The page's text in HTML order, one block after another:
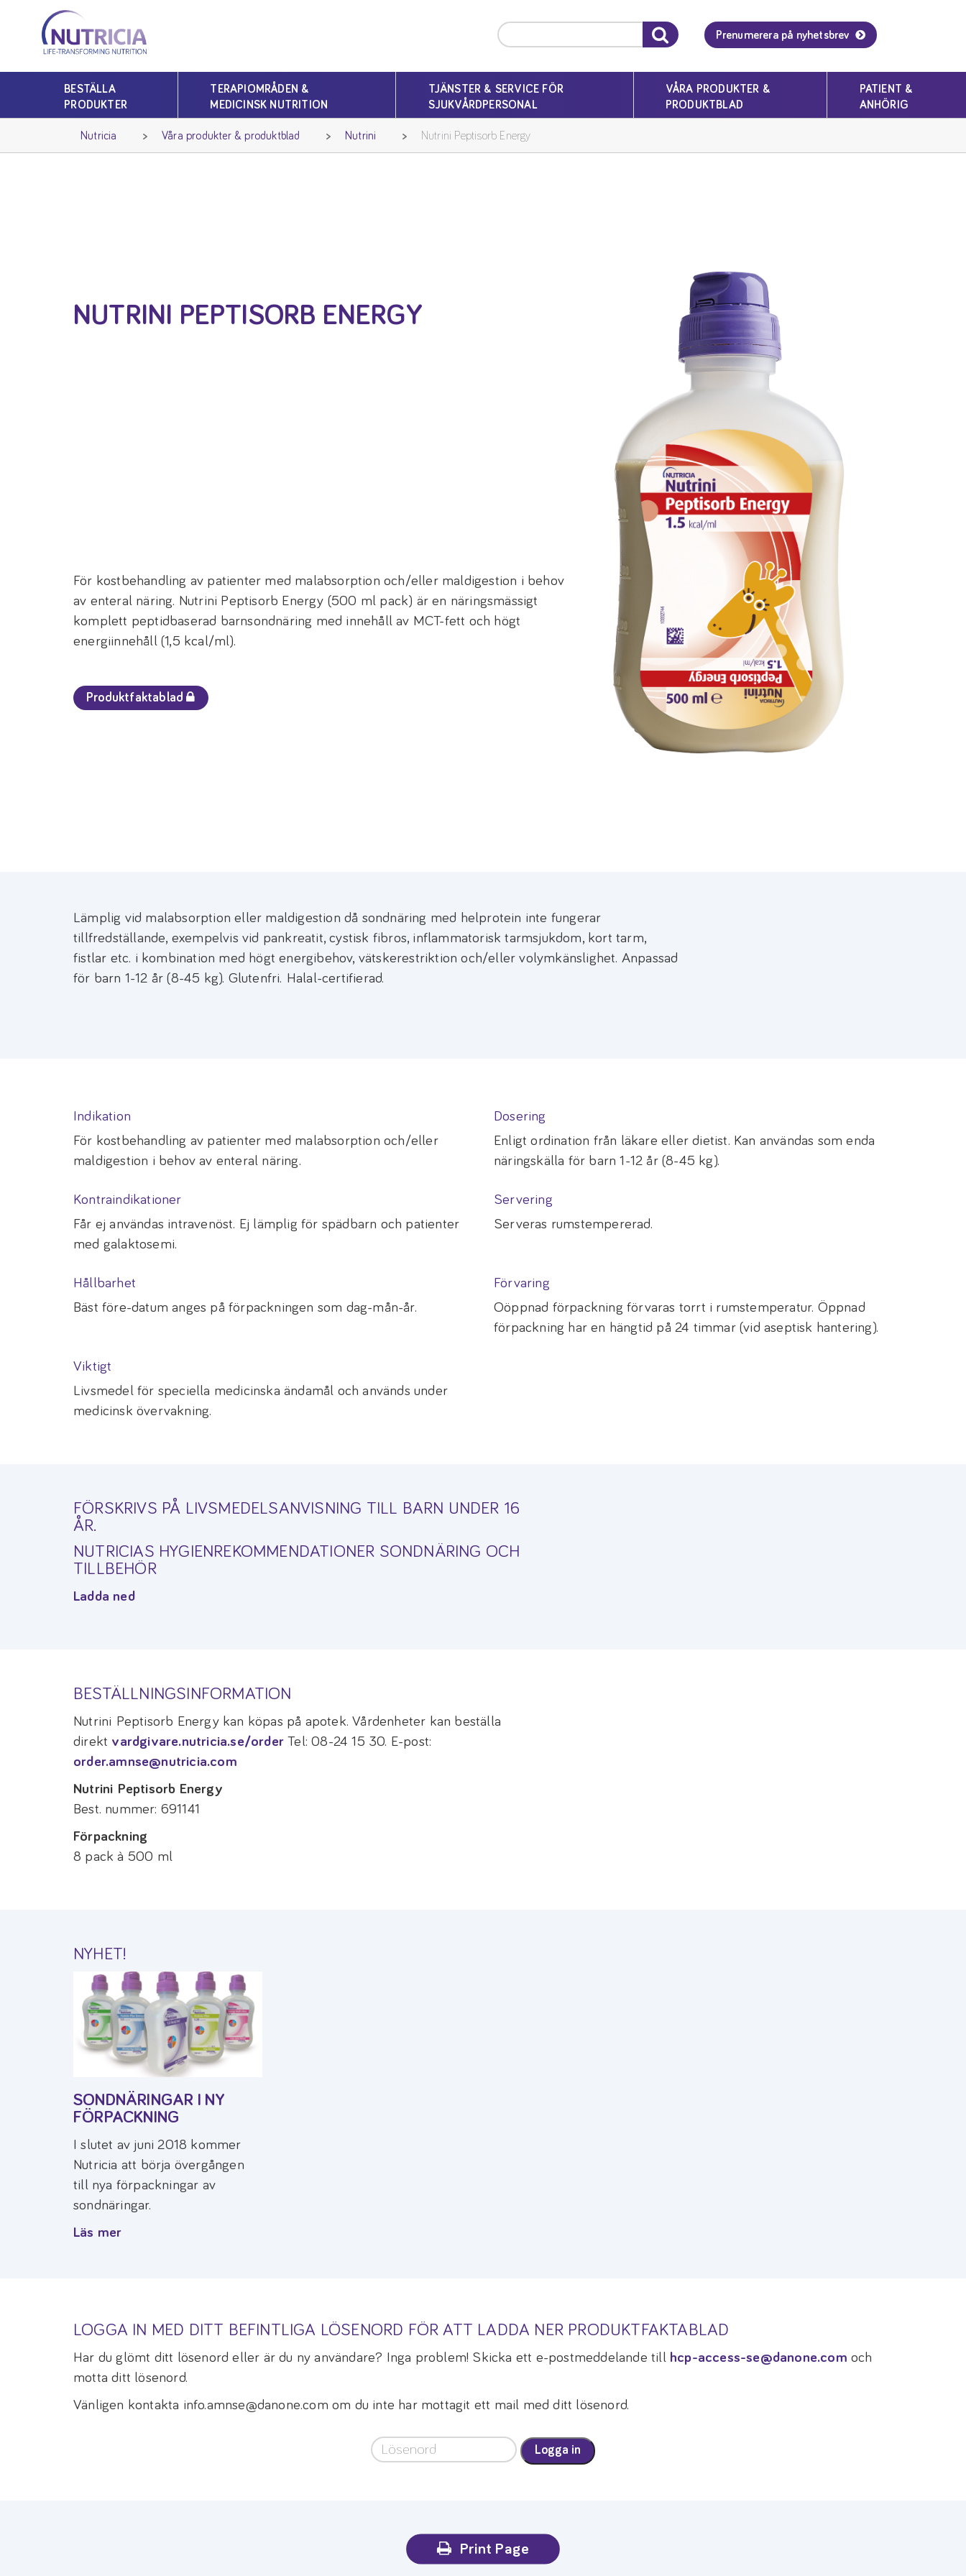
Nutricia
Nutricia
Prenumerera på nyhetsbrev
BESTÄLLA
PRODUKTER
TERAPIOMRÅDEN &
MEDICINSK NUTRITION
TJÄNSTER & SERVICE FÖR
SJUKVÅRDPERSONAL
VÅRA PRODUKTER &
PRODUKTBLAD
PATIENT &
ANHÖRIG
Nutricia Våra produkter & produktblad Nutrini Nutrini Peptisorb Energy
NUTRINI PEPTISORB ENERGY
För kostbehandling av patienter med malabsorption och/eller maldigestion i behov
av enteral näring. Nutrini Peptisorb Energy (500 ml pack) är en näringsmässigt
komplett peptidbaserad barnsondnäring med innehåll av MCT-fett och högt
energiinnehåll (1,5 kcal/ml).
Produktfaktablad
Lämplig vid malabsorption eller maldigestion då sondnäring med helprotein inte fungerar
tillfredställande, exempelvis vid pankreatit, cystisk fibros, inflammatorisk tarmsjukdom, kort tarm,
fistlar etc. i kombination med högt energibehov, vätskerestriktion och/eller volymkänslighet. Anpassad
för barn 1-12 år (8-45 kg). Glutenfri. Halal-certifierad.
Indikation
För kostbehandling av patienter med malabsorption och/eller
maldigestion i behov av enteral näring.
Dosering
Enligt ordination från läkare eller dietist. Kan användas som enda
näringskälla för barn 1-12 år (8-45 kg).
Kontraindikationer
Får ej användas intravenöst. Ej lämplig för spädbarn och patienter
med galaktosemi.
Servering
Serveras rumstempererad.
Hållbarhet
Bäst före-datum anges på förpackningen som dag-mån-år.
Förvaring
Oöppnad förpackning förvaras torrt i rumstemperatur. Öppnad
förpackning har en hängtid på 24 timmar (vid aseptisk hantering).
Viktigt
Livsmedel för speciella medicinska ändamål och används under
medicinsk övervakning.
FÖRSKRIVS PÅ LIVSMEDELSANVISNING TILL BARN UNDER 16
ÅR.
NUTRICIAS HYGIENREKOMMENDATIONER SONDNÄRING OCH
TILLBEHÖR
Ladda ned
BESTÄLLNINGSINFORMATION
Nutrini Peptisorb Energy kan köpas på apotek. Vårdenheter kan beställa
direkt vardgivare.nutricia.se/order Tel: 08-24 15 30. E-post:
order.amnse@nutricia.com
Nutrini Peptisorb Energy
Best. nummer: 691141
Förpackning
8 pack à 500 ml
NYHET!
SONDNÄRINGAR I NY
FÖRPACKNING
I slutet av juni 2018 kommer
Nutricia att börja övergången
till nya förpackningar av
sondnäringar.
Läs mer
LOGGA IN MED DITT BEFINTLIGA LÖSENORD FÖR ATT LADDA NER PRODUKTFAKTABLAD
Har du glömt ditt lösenord eller är du ny användare? Inga problem! Skicka ett e-postmeddelande till hcp-access-se@danone.com och
motta ditt lösenord.
Vänligen kontakta info.amnse@danone.com om du inte har mottagit ett mail med ditt lösenord.
Logga in
Print Page